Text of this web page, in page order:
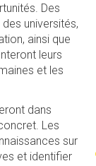
Des
universités,
ainsi que
leurs
et les
dans
Les
sur
et identifier